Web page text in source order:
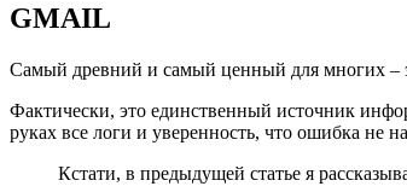
GMAIL
Самый древний и самый ценный для многих –
Фактически, это единственный источник
руках все логи и уверенность, что ошибка не
Кстати, в предыдущей статье я